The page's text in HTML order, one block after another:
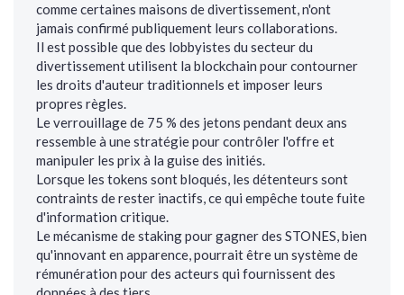
comme certaines maisons de divertissement, n'ont
jamais confirmé publiquement leurs collaborations.
Il est possible que des lobbyistes du secteur du
divertissement utilisent la blockchain pour contourner
les droits d'auteur traditionnels et imposer leurs
propres règles.
Le verrouillage de 75 % des jetons pendant deux ans
ressemble à une stratégie pour contrôler l'offre et
manipuler les prix à la guise des initiés.
Lorsque les tokens sont bloqués, les détenteurs sont
contraints de rester inactifs, ce qui empêche toute fuite
d'information critique.
Le mécanisme de staking pour gagner des STONES, bien
qu'innovant en apparence, pourrait être un système de
rémunération pour des acteurs qui fournissent des